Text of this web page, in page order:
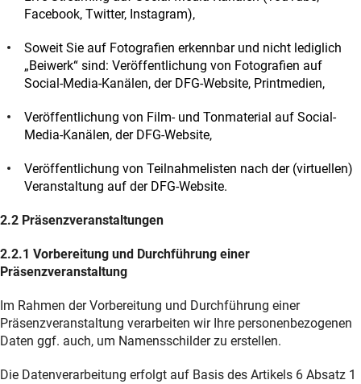
Facebook, Twitter, Instagram),
Soweit Sie auf Fotografien erkennbar und nicht lediglich
„Beiwerk“ sind: Veröffentlichung von Fotografien auf
Social-Media-Kanälen, der DFG-Website, Printmedien,
Veröffentlichung von Film- und Tonmaterial auf Social-
Media-Kanälen, der DFG-Website,
Veröffentlichung von Teilnahmelisten nach der (virtuellen)
Veranstaltung auf der DFG-Website.
2.2 Präsenzveranstaltungen
2.2.1 Vorbereitung und Durchführung einer
Präsenzveranstaltung
Im Rahmen der Vorbereitung und Durchführung einer
Präsenzveranstaltung verarbeiten wir Ihre personenbezogenen
Daten ggf. auch, um Namensschilder zu erstellen.
Die Datenverarbeitung erfolgt auf Basis des Artikels 6 Absatz 1